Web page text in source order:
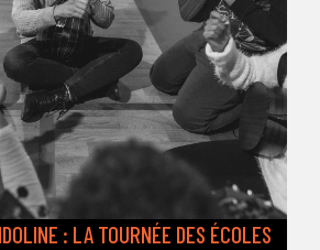
: LA TOURNÉE DES ÉCOLES